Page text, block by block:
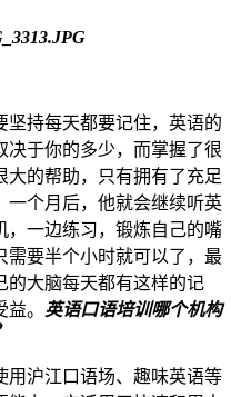
坚持每天都要记住，英语的
决于你的多少，而掌握了很
大的帮助，只有拥有了充足
一个月后，他就会继续听英
，一边练习，锻炼自己的嘴
需要半个小时就可以了，最
的大脑每天都有这样的记
。 英语口语培训哪个机构
用沪江口语场、趣味英语等